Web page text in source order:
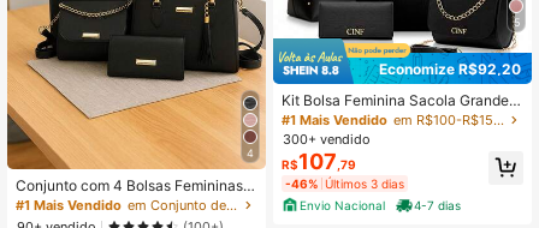
4
Conjunto com 4 Bolsas Femininas B
olsa Transversal Tira Colo
#1 Mais Vendido
em Conjunto de embreagem Conjuntos de Bolsas Femin
5
Economize R$92,20
Kit Bolsa Feminina Sacola Grande +
Bolsa Média + Tira Colo + Carteira
#1 Mais Vendido
em R$100-R$150 Conjuntos de bolsas femininas
300+ vendido
R$107 ,79
-46% Últimos 3 dias
Envio Nacional
4-7 dias